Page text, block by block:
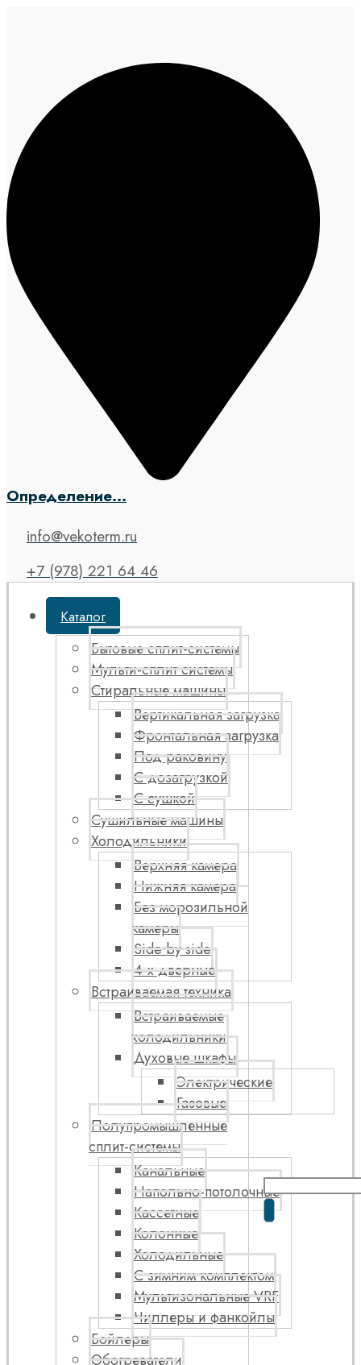
Определение...
info@vekoterm.ru
+7 (978) 221 64 46
Каталог
Бытовые сплит-системы
Мульти-сплит системы
Стиральные машины
Вертикальная загрузка
Фронтальная загрузка
Под раковину
С дозагрузкой
С сушкой
Сушильные машины
Холодильники
Верхняя камера
Нижняя камера
Без морозильной
камеры
Side by side
4-х дверные
Встраиваемая техника
Встраиваемые
холодильники
Духовые шкафы
Электрические
Газовые
Полупромышленные
сплит-системы
Канальные
Напольно-потолочные
Кассетные
Колонные
Холодильные
С зимним комплектом
Мультизональные VRF
Чиллеры и фанкойлы
Бойлеры
Обогреватели